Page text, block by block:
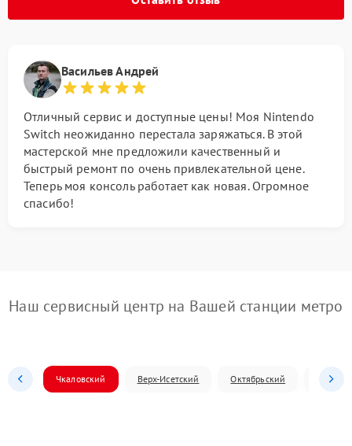
Васильев Андрей
Отличный сервис и доступные цены! Моя Nintendo
Switch неожиданно перестала заряжаться. В этой
мастерской мне предложили качественный и
быстрый ремонт по очень привлекательной цене.
Теперь моя консоль работает как новая. Огромное
спасибо!
Наш сервисный центр на Вашей станции метро
Чкаловский Верх-Исетский Октябрьский